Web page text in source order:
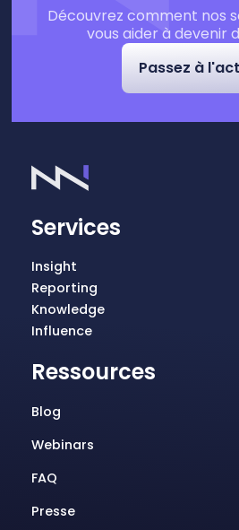
Découvrez comment nos
vous aider à devenir
Passez à
Services
Insight
Reporting
Knowledge
Influence
Ressources
Blog
Webinars
FAQ
Presse